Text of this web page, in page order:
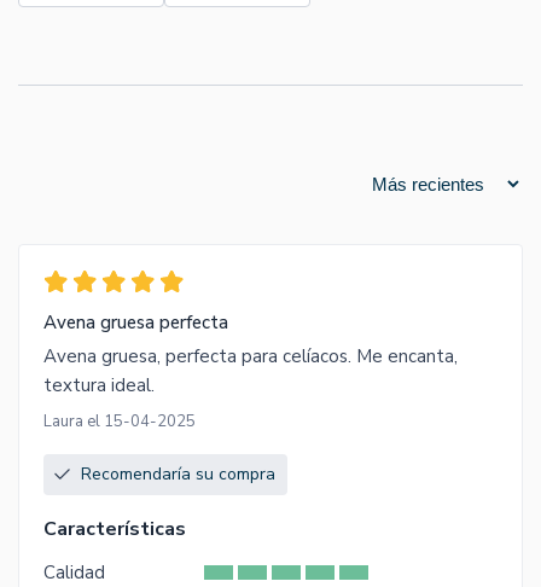
Avena gruesa perfecta
Avena gruesa, perfecta para celíacos. Me encanta,
textura ideal.
Laura el 15-04-2025
Recomendaría su compra
Características
Calidad